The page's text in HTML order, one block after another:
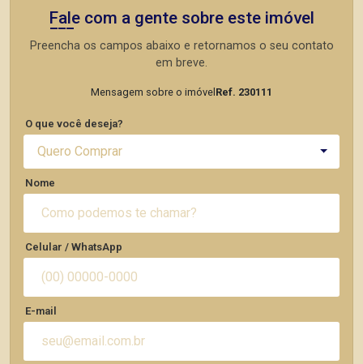
Fale com a gente sobre este imóvel
Preencha os campos abaixo e retornamos o seu contato
em breve.
Mensagem sobre o imóvel Ref. 230111
O que você deseja?
Quero Comprar
Nome
Celular / WhatsApp
E-mail